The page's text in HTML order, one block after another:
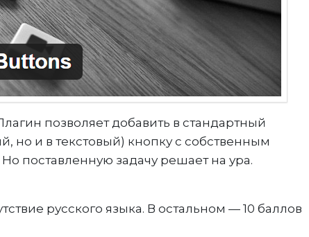
позволяет добавить в стандартный
но и в текстовый) кнопку с собственным
поставленную задачу решает на ура.
русского языка. В остальном — 10 баллов